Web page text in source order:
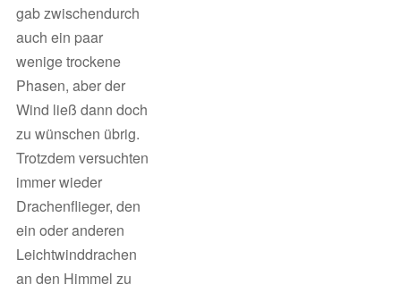
gab zwischendurch
auch ein paar
wenige trockene
Phasen, aber der
Wind ließ dann doch
zu wünschen übrig.
Trotzdem versuchten
immer wieder
Drachenflieger, den
ein oder anderen
Leichtwinddrachen
an den Himmel zu